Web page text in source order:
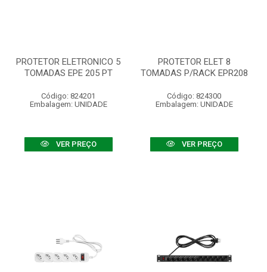
PROTETOR ELETRONICO 5
TOMADAS EPE 205 PT
Código: 824201
Embalagem: UNIDADE
VER PREÇO
PROTETOR ELET 8
TOMADAS P/RACK EPR208
Código: 824300
Embalagem: UNIDADE
VER PREÇO